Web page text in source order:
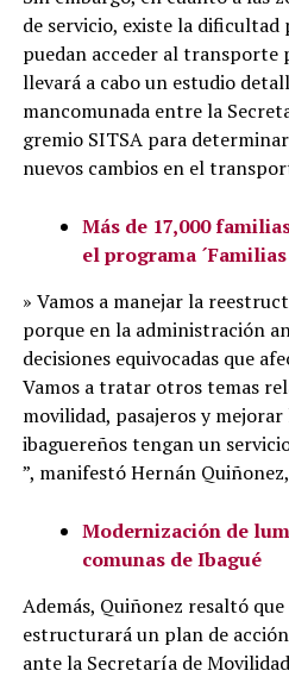
de servicio, existe la dificultad
puedan acceder al transporte
llevará a cabo un estudio
mancomunada entre la
gremio SITSA para
nuevos cambios en el
Más de 17,000
el programa ´Familias
» Vamos a manejar la
porque en la administración
decisiones equivocadas que
Vamos a tratar otros temas
movilidad, pasajeros y
ibaguereños tengan un
”, manifestó Hernán
Modernización de
comunas de Ibagué
Además, Quiñonez resaltó
estructurará un plan de
ante la Secretaría de